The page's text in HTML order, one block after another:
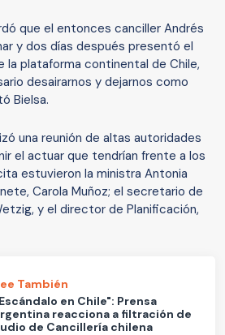
que el entonces canciller Andrés
y dos días después presentó el
la plataforma continental de Chile,
desairarnos y dejarnos como
Bielsa.
una reunión de altas autoridades
el actuar que tendrían frente a los
estuvieron la ministra Antonia
Carola Muñoz; el secretario de
y el director de Planificación,
También
en Chile": Prensa
reacciona a filtración de
de Cancillería chilena